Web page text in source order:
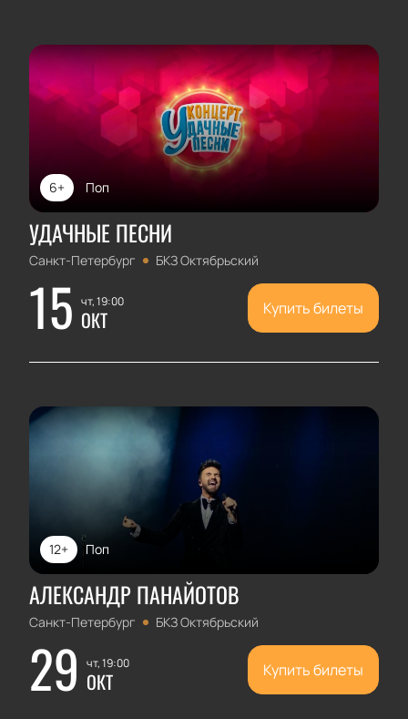
Поп
6+
УДАЧНЫЕ ПЕСНИ
Санкт-Петербург БКЗ Октябрьский
15 чт, 19:00
ОКТ Купить билеты
Поп
12+
АЛЕКСАНДР ПАНАЙОТОВ
Санкт-Петербург БКЗ Октябрьский
29 чт, 19:00
ОКТ Купить билеты